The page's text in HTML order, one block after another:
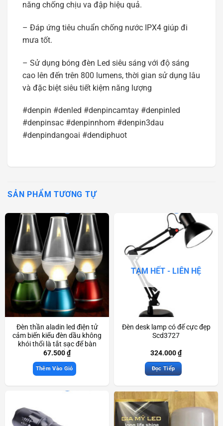
năng chống chịu va đập hiệu quả.
– Đáp ứng tiêu chuẩn chống nước IPX4 giúp đi
mưa tốt.
– Sử dụng bóng đèn Led siêu sáng với độ sáng
cao lên đến trên 800 lumens, thời gian sử dụng lâu
và đặc biệt siêu tiết kiệm năng lượng
#denpin #denled #denpincamtay #denpinled
#denpinsac #denpinnhom #denpin3dau
#denpindangoai #dendiphuot
SẢN PHẨM TƯƠNG TỰ
Đèn thần aladin led điện tử
cảm biến kiểu đèn dầu không
khói thổi là tắt sạc để bàn
trang trí đẹp mắt Scd3466
67.500₫
Thêm Vào Giỏ
TẠM HẾT - LIÊN HỆ
Đèn desk lamp có đế cực đẹp
Scd3727
324.000₫
Đọc Tiếp